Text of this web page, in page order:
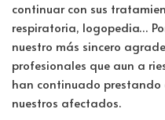
continuar con sus
respiratoria, logopedia…
nuestro más sincero
profesionales que aun a
han continuado
nuestros afectados.